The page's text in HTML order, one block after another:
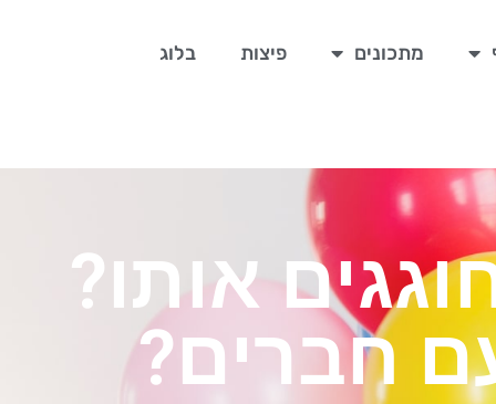
מתכונים פיצות בלוג
איך חוגגים אותו?
עם חברים?